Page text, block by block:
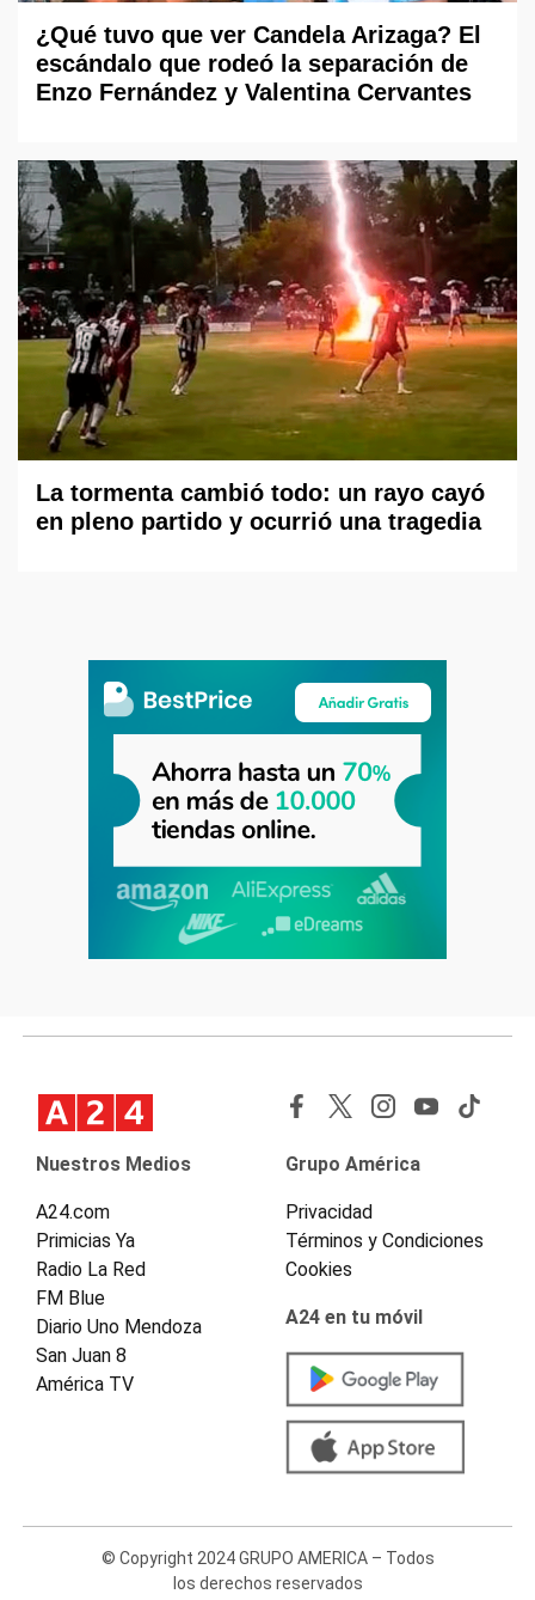
¿Qué tuvo que ver Candela Arizaga? El
escándalo que rodeó la separación de
Enzo Fernández y Valentina Cervantes
La tormenta cambió todo: un rayo cayó
en pleno partido y ocurrió una tragedia
Nuestros Medios
A24.com
Primicias Ya
Radio La Red
FM Blue
Diario Uno Mendoza
San Juan 8
América TV
Grupo América
Privacidad
Términos y Condiciones
Cookies
A24 en tu móvil
© Copyright 2024 GRUPO AMERICA – Todos
los derechos reservados